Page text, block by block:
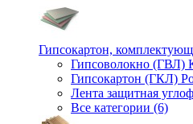
Гипсокартон,
Гипсоволокно (ГВЛ)
Гипсокартон (ГКЛ)
Лента защитная
Все категории (6)